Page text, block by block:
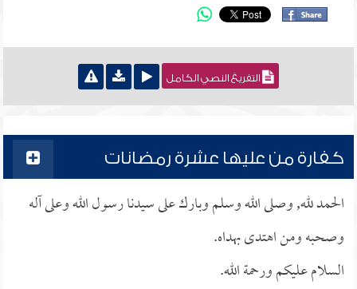
التفريغ النصي الكامل
كفارة من عليها عشرة رمضانات
الحمد لله, وصلى الله وسلم وبارك على سيدنا رسول الله وعلى آله
وصحبه ومن اهتدى بهداه.
السلام عليكم ورحمة الله.